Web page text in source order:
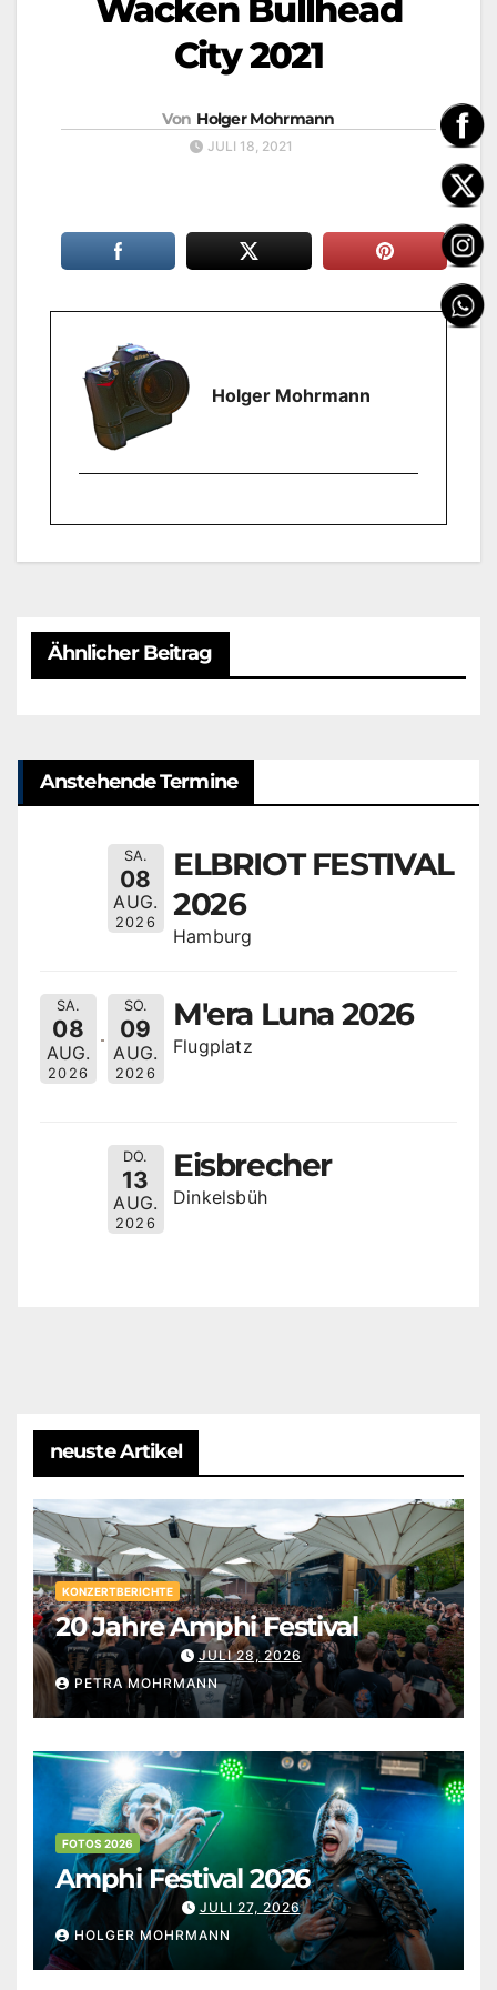
Wacken Bullhead
City 2021
Von Holger Mohrmann
JULI 18, 2021
Holger Mohrmann
Ähnlicher Beitrag
Anstehende Termine
SA.
08
AUG.
2026
ELBRIOT FESTIVAL
2026
Hamburg
SA.
08
AUG.
2026
SO.
09
AUG.
2026
M'era Luna 2026
Flugplatz
DO.
13
AUG.
2026
Eisbrecher
Dinkelsbüh
neuste Artikel
KONZERTBERICHTE
20 Jahre Amphi Festival
JULI 28, 2026
PETRA MOHRMANN
FOTOS 2026
Amphi Festival 2026
JULI 27, 2026
HOLGER MOHRMANN